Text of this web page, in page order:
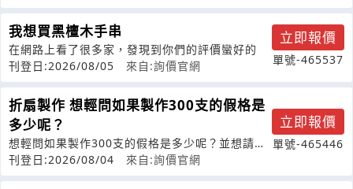
我想買黑檀木手串
在網路上看了很多家，發現到你們的評價蠻好的
刊登日:2026/08/05
來自:詢價官網
立即報價
單號-465537
折扇製作 想輕問如果製作300支的假格是
多少呢？
想輕問如果製作300支的假格是多少呢？並想請問
是完全台灣製造嗎？扇子本身以及扇套
刊登日:2026/08/04 來自:詢價官網
立即報價
單號-465446